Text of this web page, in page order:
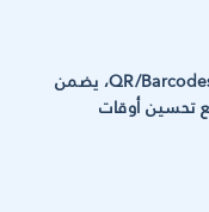
مع تقنيات التتبع المتقدمة مثل RFID، GPS، وQR/Barcodes، يضمن
مع تحسين أوقات